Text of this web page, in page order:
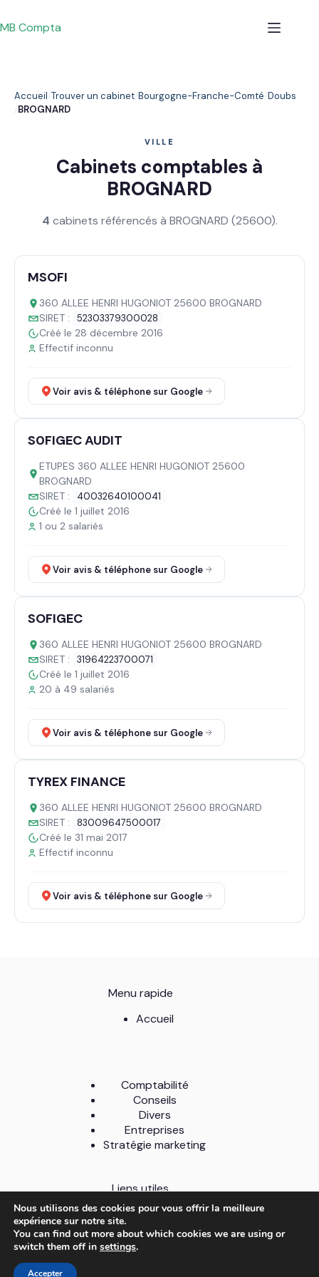
au
contenu
MB Compta
Accueil Trouver un cabinet Bourgogne-Franche-Comté Doubs
BROGNARD
VILLE
Cabinets comptables à
BROGNARD
4 cabinets référencés à BROGNARD (25600).
MSOFI
360 ALLEE HENRI HUGONIOT 25600 BROGNARD
SIRET :
52303379300028
Créé le 28 décembre 2016
Effectif inconnu
Voir avis & téléphone sur Google
S0FIGEC AUDIT
ETUPES 360 ALLEE HENRI HUGONIOT 25600
BROGNARD
SIRET :
40032640100041
Créé le 1 juillet 2016
1 ou 2 salariés
Voir avis & téléphone sur Google
SOFIGEC
360 ALLEE HENRI HUGONIOT 25600 BROGNARD
SIRET :
31964223700071
Créé le 1 juillet 2016
20 à 49 salariés
Voir avis & téléphone sur Google
TYREX FINANCE
360 ALLEE HENRI HUGONIOT 25600 BROGNARD
SIRET :
83009647500017
Créé le 31 mai 2017
Effectif inconnu
Voir avis & téléphone sur Google
Menu rapide
Accueil
Comptabilité
Conseils
Divers
Entreprises
Stratégie marketing
Liens utiles
A Propos
Contact
Mentions légales
Nous utilisons des cookies pour vous offrir la meilleure
expérience sur notre site.
You can find out more about which cookies we are using or
switch them off in settings.
Accepter